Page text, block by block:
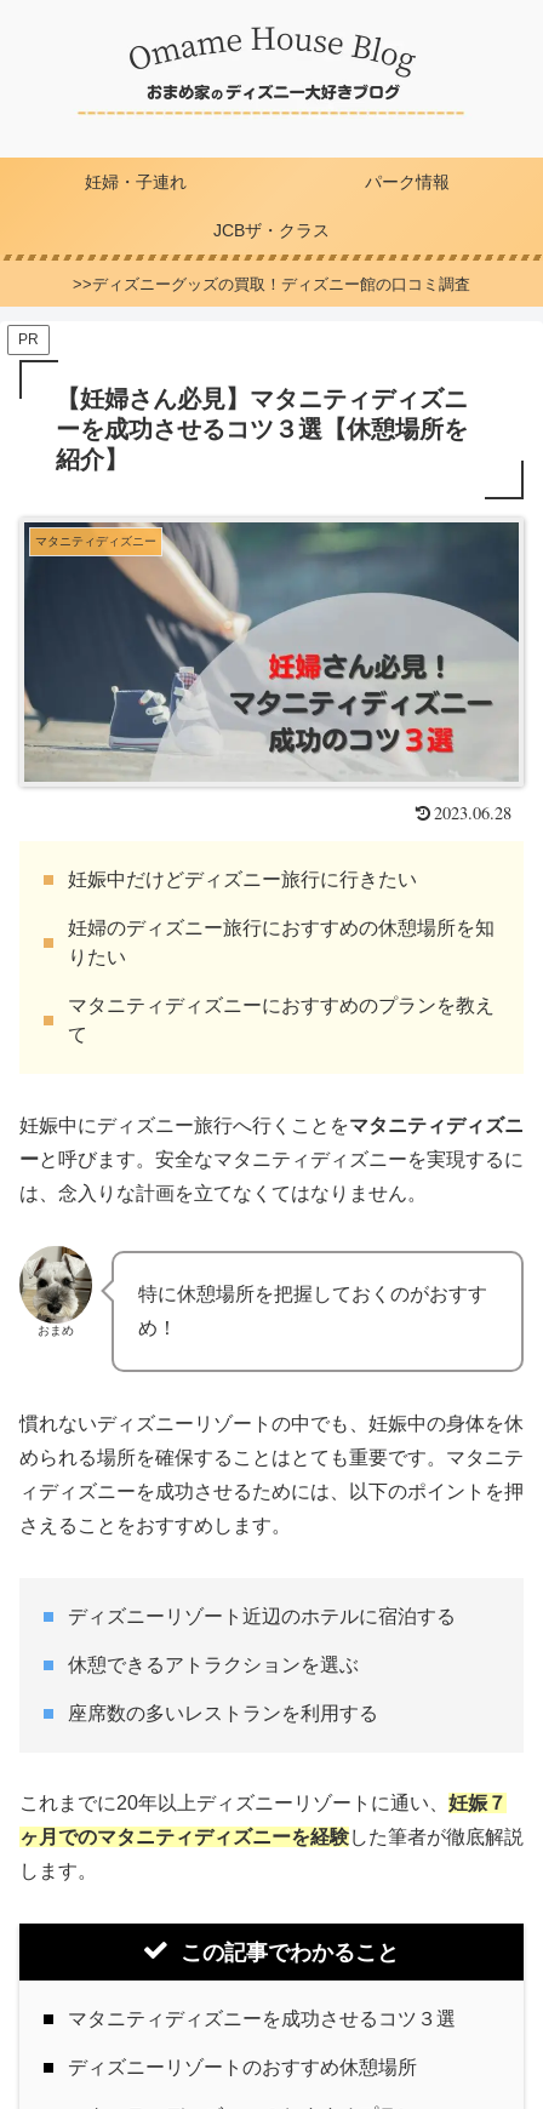
妊婦・子連れ パーク情報
JCBザ・クラス
>>ディズニーグッズの買取！ディズニー館の口コミ調査
PR
【妊婦さん必見】マタニティディズニ
ーを成功させるコツ３選【休憩場所を
紹介】
マタニティディズニー
2023.06.28
妊娠中だけどディズニー旅行に行きたい
妊婦のディズニー旅行におすすめの休憩場所を知
りたい
マタニティディズニーにおすすめのプランを教え
て
妊娠中にディズニー旅行へ行くことをマタニティディズニ
ーと呼びます。安全なマタニティディズニーを実現するに
は、念入りな計画を立てなくてはなりません。
おまめ
特に休憩場所を把握しておくのがおすす
め！
慣れないディズニーリゾートの中でも、妊娠中の身体を休
められる場所を確保することはとても重要です。マタニテ
ィディズニーを成功させるためには、以下のポイントを押
さえることをおすすめします。
ディズニーリゾート近辺のホテルに宿泊する
休憩できるアトラクションを選ぶ
座席数の多いレストランを利用する
これまでに20年以上ディズニーリゾートに通い、 妊娠７
ヶ月でのマタニティディズニーを経験した筆者が徹底解説
します。
この記事でわかること
マタニティディズニーを成功させるコツ３選
ディズニーリゾートのおすすめ休憩場所